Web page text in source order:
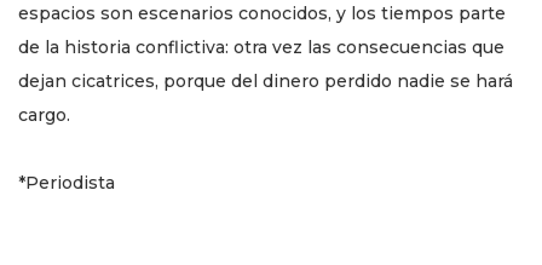
espacios son escenarios conocidos, y los tiempos parte
de la historia conflictiva: otra vez las consecuencias que
dejan cicatrices, porque del dinero perdido nadie se hará
cargo.
*Periodista